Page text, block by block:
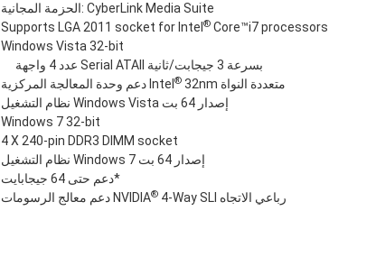
الحزمة المجانية: CyberLink Media Suite
Supports LGA 2011 socket for Intel ® Core™i7 processors
Windows Vista 32-bit
عدد 4 واجهة Serial ATAII ‏بسرعة 3 جيجابت/ثانية
دعم وحدة المعالجة المركزية Intel ®
32nm‎ متعددة النواة
نظام التشغيل Windows Vista إصدار 64 بت
Windows 7 32-bit
4 X 240-pin DDR3 DIMM socket
نظام التشغيل Windows 7 إصدار 64 بت
دعم حتى 64 جيجابايت*
دعم معالج الرسومات NVIDIA® 4-Way SLI رباعي الاتجاه